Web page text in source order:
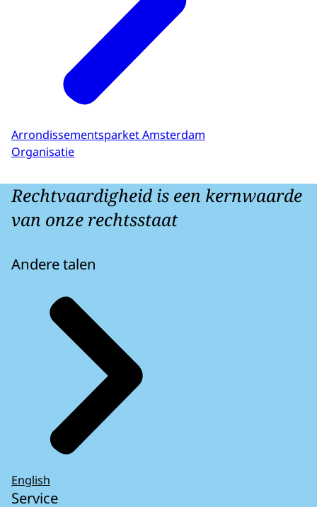
Arrondissementsparket Amsterdam
Organisatie
Rechtvaardigheid is een kernwaarde
van onze rechtsstaat
Andere talen
English
Service